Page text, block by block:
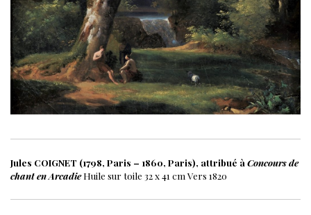
Jules COIGNET (1798, Paris – 1860, Paris), attribué à Concours de
chant en ArcadieHuile sur toile 32 x 41 cm Vers 1820